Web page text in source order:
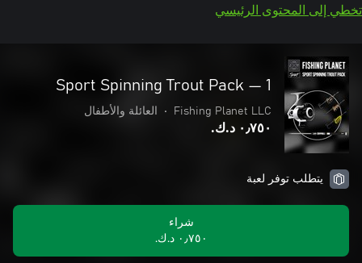
تخطي إلى المحتوى الرئيسي
Sport Spinning Trout Pack — 1
Fishing Planet LLC
• العائلة والأطفال
٠٫٧٥٠ د.ك.‏
يتطلب توفر لعبة
شراء
٠٫٧٥٠ د.ك.‏